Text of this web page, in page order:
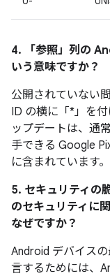
4. 「参照」 列の
いう意味ですか？
公開されていない
ID の横に「*」を
ップデートは、通常
手できる Google
に含まれています。
5. セキュリティの
のセキュリティに
なぜですか？
Android デバイス
言するためには、